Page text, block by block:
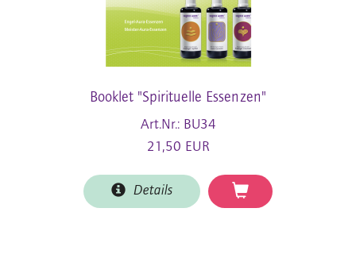
Booklet "Spirituelle Essenzen"
Art.Nr.: BU34
21,50 EUR
Details